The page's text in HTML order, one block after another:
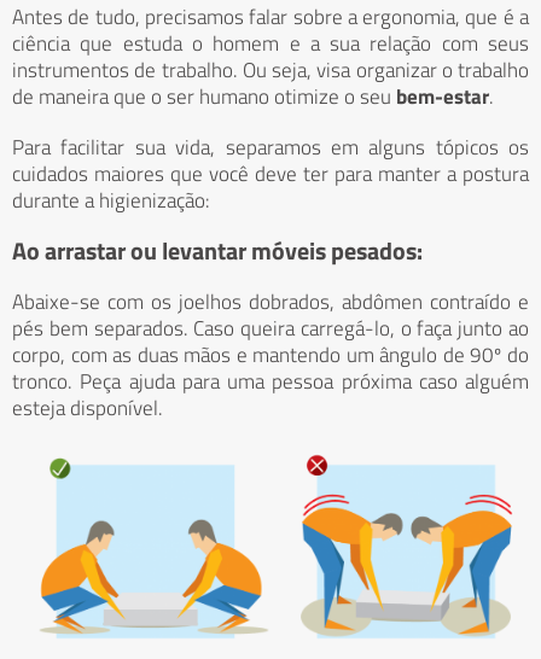
Antes de tudo, precisamos falar sobre a ergonomia, que é a
ciência que estuda o homem e a sua relação com seus
instrumentos de trabalho. Ou seja, visa organizar o trabalho
de maneira que o ser humano otimize o seu bem-estar.
Para facilitar sua vida, separamos em alguns tópicos os
cuidados maiores que você deve ter para manter a postura
durante a higienização:
Ao arrastar ou levantar móveis pesados:
Abaixe-se com os joelhos dobrados, abdômen contraído e
pés bem separados. Caso queira carregá-lo, o faça junto ao
corpo, com as duas mãos e mantendo um ângulo de 90º do
tronco. Peça ajuda para uma pessoa próxima caso alguém
esteja disponível.